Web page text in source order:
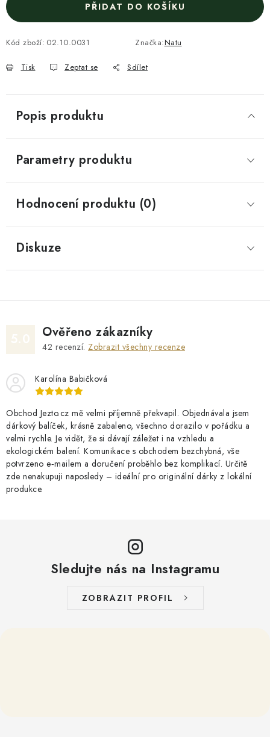
PŘIDAT DO KOŠÍKU
Kód zboží: 02.10.0031 Značka:Natu
Tisk Zeptat se Sdílet
Popis produktu
Parametry produktu
Hodnocení produktu (0)
Diskuze
Ověřeno zákazníky
42 recenzí. Zobrazit všechny recenze
Karolína Babičková
Obchod Jezto.cz mě velmi příjemně překvapil. Objednávala jsem
dárkový balíček, krásně zabaleno, všechno dorazilo v pořádku a
velmi rychle. Je vidět, že si dávají záležet i na vzhledu a
ekologickém balení. Komunikace s obchodem bezchybná, vše
potvrzeno e‑mailem a doručení proběhlo bez komplikací. Určitě
zde nenakupuji naposledy – ideální pro originální dárky z lokální
produkce.
Sledujte nás na Instagramu
ZOBRAZIT PROFIL